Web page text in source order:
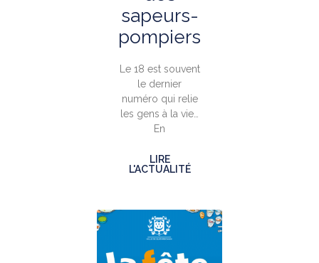
sapeurs-
pompiers
Le 18 est souvent
le dernier
numéro qui relie
les gens à la vie…
En
LIRE
L'ACTUALITÉ